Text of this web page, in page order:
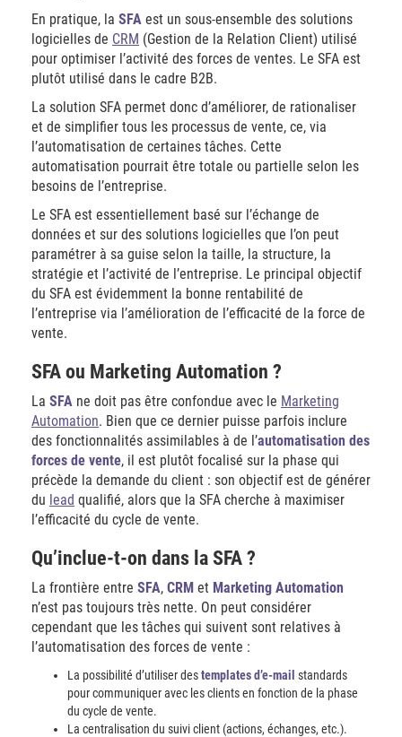
En pratique, la SFA est un sous-ensemble des solutions
logicielles de CRM (Gestion de la Relation Client) utilisé
pour optimiser l’activité des forces de ventes. Le SFA est
plutôt utilisé dans le cadre B2B.
La solution SFA permet donc d’améliorer, de rationaliser
et de simplifier tous les processus de vente, ce, via
l’automatisation de certaines tâches. Cette
automatisation pourrait être totale ou partielle selon les
besoins de l’entreprise.
Le SFA est essentiellement basé sur l’échange de
données et sur des solutions logicielles que l’on peut
paramétrer à sa guise selon la taille, la structure, la
stratégie et l’activité de l’entreprise. Le principal objectif
du SFA est évidemment la bonne rentabilité de
l’entreprise via l’amélioration de l’efficacité de la force de
vente.
SFA ou Marketing Automation ?
La SFA ne doit pas être confondue avec le Marketing
Automation. Bien que ce dernier puisse parfois inclure
des fonctionnalités assimilables à de l’automatisation des
forces de vente, il est plutôt focalisé sur la phase qui
précède la demande du client : son objectif est de générer
du lead qualifié, alors que la SFA cherche à maximiser
l’efficacité du cycle de vente.
Qu’inclue-t-on dans la SFA ?
La frontière entre SFA, CRM et Marketing Automation
n’est pas toujours très nette. On peut considérer
cependant que les tâches qui suivent sont relatives à
l’automatisation des forces de vente :
La possibilité d’utiliser destemplates d’e-mail standards
pour communiquer avec les clients en fonction de la phase
du cycle de vente.
La centralisation du suivi client (actions, échanges, etc.).